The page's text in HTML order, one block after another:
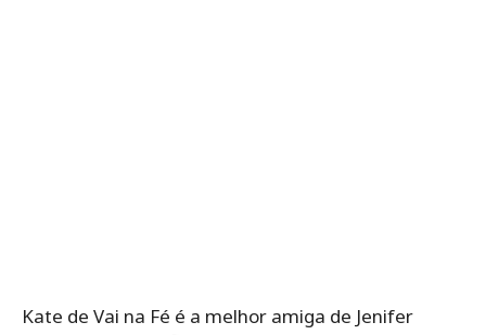
Kate de Vai na Fé é a melhor amiga de Jenifer